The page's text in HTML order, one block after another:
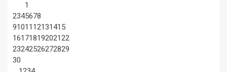
1
2345678
91011 12131415
16171819202122
23242526272829
30